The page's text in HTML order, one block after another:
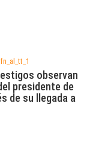
observan
presidente de
de su llegada a